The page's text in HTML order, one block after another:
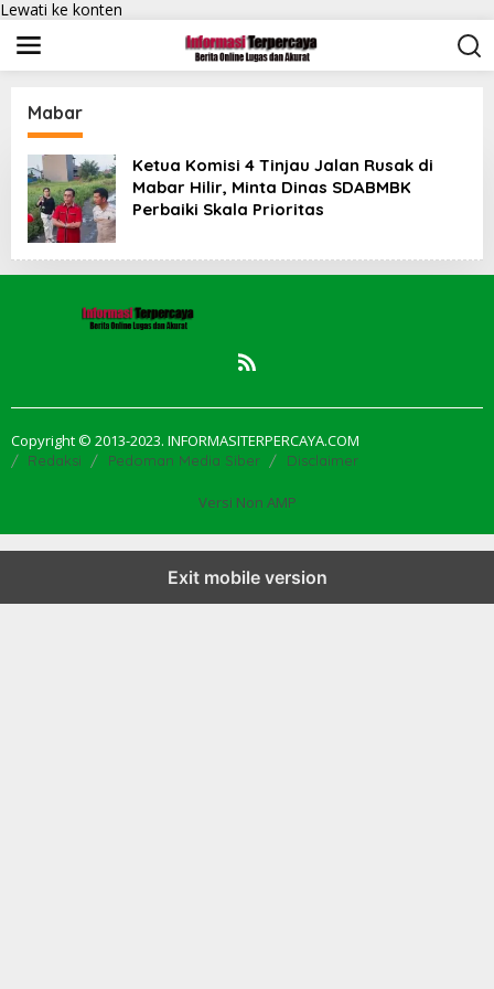
Lewati ke konten
Mabar
Ketua Komisi 4 Tinjau Jalan Rusak di
Mabar Hilir, Minta Dinas SDABMBK
Perbaiki Skala Prioritas
Copyright © 2013-2023. INFORMASITERPERCAYA.COM
Redaksi Pedoman Media Siber Disclaimer
Versi Non AMP
Exit mobile version